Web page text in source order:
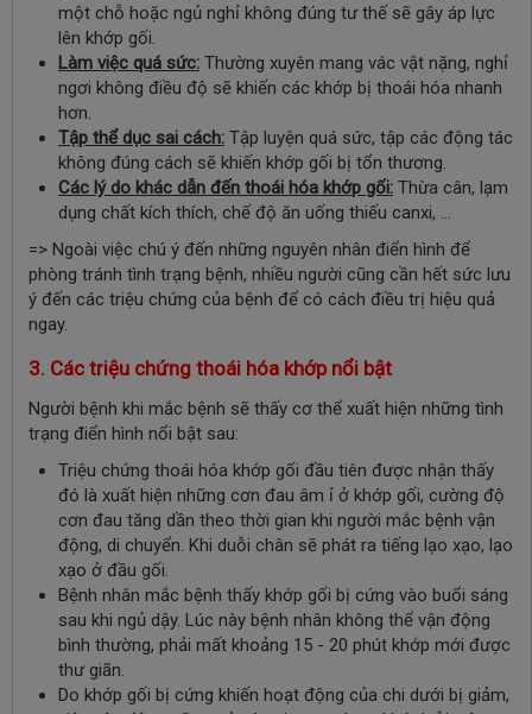
một chỗ hoặc ngủ nghỉ không đúng tư thế sẽ gây áp lực
lên khớp gối.
Làm việc quá sức: Thường xuyên mang vác vật nặng, nghỉ
ngơi không điều độ sẽ khiến các khớp bị thoái hóa nhanh
hơn.
Tập thể dục sai cách: Tập luyện quá sức, tập các động tác
không đúng cách sẽ khiến khớp gối bị tổn thương.
Các lý do khác dẫn đến thoái hóa khớp gối: Thừa cân, lạm
dụng chất kích thích, chế độ ăn uống thiếu canxi, ...
=> Ngoài việc chú ý đến những nguyên nhân điển hình để
phòng tránh tình trạng bệnh, nhiều người cũng cần hết sức lưu
ý đến các triệu chứng của bệnh để có cách điều trị hiệu quả
ngay.
3. Các triệu chứng thoái hóa khớp nổi bật
Người bệnh khi mắc bệnh sẽ thấy cơ thể xuất hiện những tình
trạng điển hình nổi bật sau:
Triệu chứng thoái hóa khớp gối đầu tiên được nhận thấy
đó là xuất hiện những cơn đau âm ỉ ở khớp gối, cường độ
cơn đau tăng dần theo thời gian khi người mắc bệnh vận
động, di chuyển. Khi duỗi chân sẽ phát ra tiếng lạo xạo, lạo
xạo ở đầu gối.
Bệnh nhân mắc bệnh thấy khớp gối bị cứng vào buổi sáng
sau khi ngủ dậy. Lúc này bệnh nhân không thể vận động
bình thường, phải mất khoảng 15 - 20 phút khớp mới được
thư giãn.
Do khớp gối bị cứng khiến hoạt động của chi dưới bị giảm,